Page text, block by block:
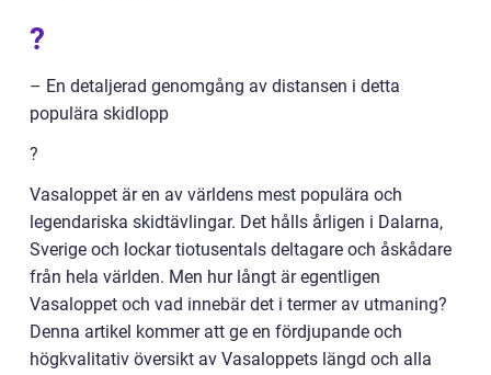
?
– En detaljerad genomgång av distansen i detta
populära skidlopp
?
Vasaloppet är en av världens mest populära och
legendariska skidtävlingar. Det hålls årligen i Dalarna,
Sverige och lockar tiotusentals deltagare och åskådare
från hela världen. Men hur långt är egentligen
Vasaloppet och vad innebär det i termer av utmaning?
Denna artikel kommer att ge en fördjupande och
högkvalitativ översikt av Vasaloppets längd och alla